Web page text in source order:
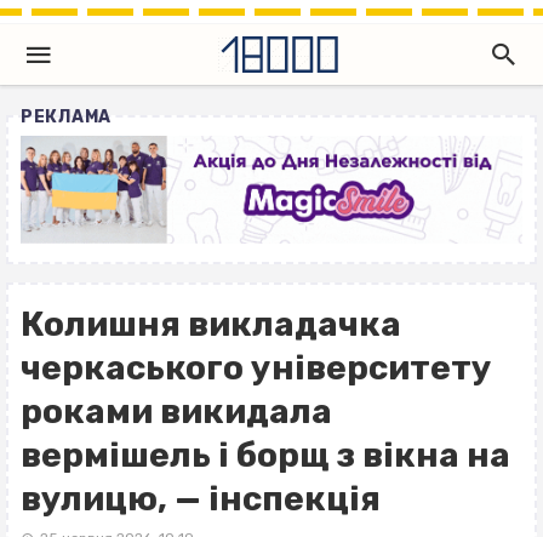
РЕКЛАМА
Колишня викладачка
черкаського університету
роками викидала
вермішель і борщ з вікна на
вулицю, — інспекція